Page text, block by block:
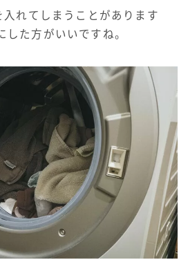
れてしまうことがあります
した方がいいですね。